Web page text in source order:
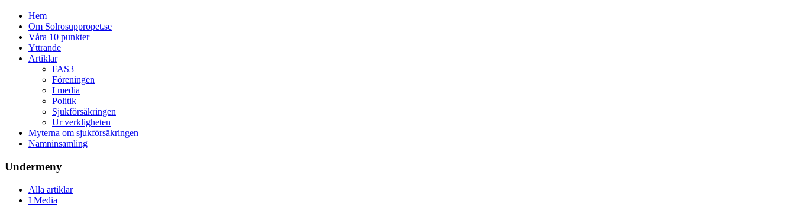
Hem
Om Solrosuppropet.se
Våra 10 punkter
Yttrande
Artiklar
FAS3
Föreningen
I media
Politik
Sjukförsäkringen
Ur verkligheten
Myterna om sjukförsäkringen
Namninsamling
Undermeny
Alla artiklar
I Media